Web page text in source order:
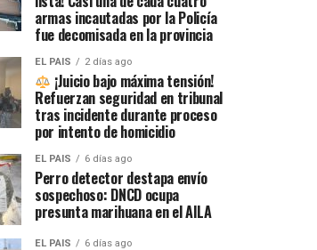
armas incautadas por la Policía
fue decomisada en la provincia
EL PAIS 2 días ago
¡Juicio bajo máxima tensión!
Refuerzan seguridad en tribunal
tras incidente durante proceso
por intento de homicidio
EL PAIS 6 días ago
Perro detector destapa envío
sospechoso: DNCD ocupa
presunta marihuana en el AILA
EL PAIS 6 días ago